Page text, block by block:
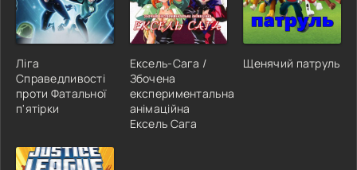
Ліга
Справедливості
проти Фатальної
п'ятірки
Ексель-Сага /
Збочена
експериментальна
анімаційна
Ексель Сага
Щенячий патруль